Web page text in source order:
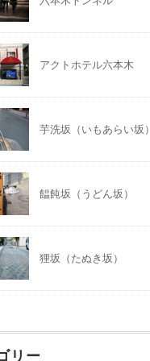
アクトホテル六本木
芋洗坂（いもあらい坂）
饂飩坂（うどん坂）
狸坂（たぬき坂）
リー